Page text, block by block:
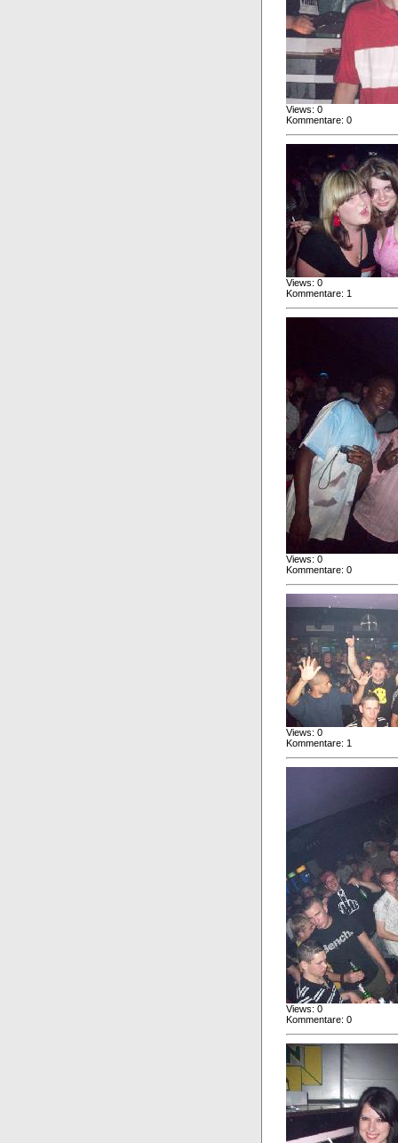
Views: 0
Kommentare: 0
Views: 0
Kommentare: 1
Views: 0
Kommentare: 0
Views: 0
Kommentare: 1
Views: 0
Kommentare: 0